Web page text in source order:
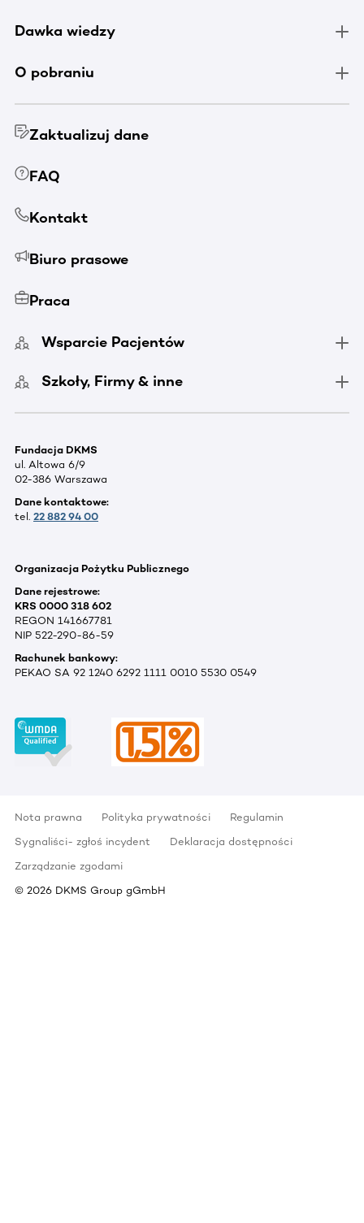
Dawka wiedzy
O pobraniu
Zaktualizuj dane
FAQ
Kontakt
Biuro prasowe
Praca
Wsparcie Pacjentów
Szkoły, Firmy & inne
Fundacja DKMS
ul. Altowa 6/9
02-386 Warszawa
Dane kontaktowe:
tel. 22 882 94 00
Organizacja Pożytku Publicznego
Dane rejestrowe:
KRS 0000 318 602
REGON 141667781
NIP 522-290-86-59
Rachunek bankowy:
PEKAO SA 92 1240 6292 1111 0010 5530 0549
Nota prawna Polityka prywatności
Regulamin
Sygnaliści- zgłoś incydent
Deklaracja dostępności
Zarządzanie zgodami
© 2026 DKMS Group gGmbH